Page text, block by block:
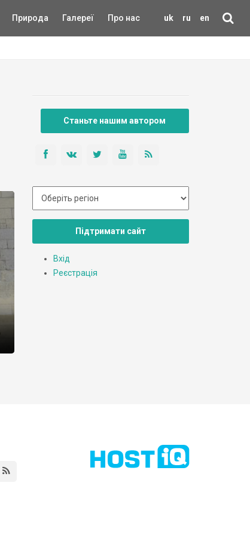
uk ru en
Природа Галереї Про нас
Станьте нашим автором
Підтримати сайт
Вхід
Реєстрація